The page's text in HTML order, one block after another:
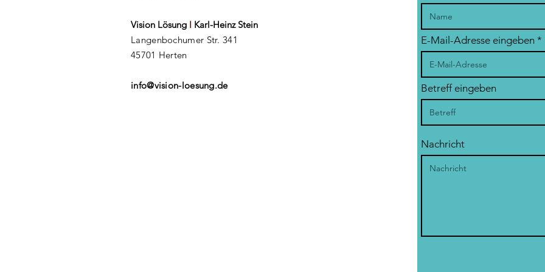
Vision Lösung I Karl-Heinz Stein
Langenbochumer Str. 341
45701 Herten
info@vision-loesung.de
E-Mail-Adresse eingeben
Betreff eingeben
Nachricht